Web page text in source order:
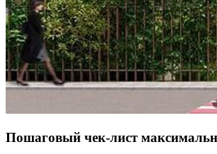
Пошаговый чек-лист